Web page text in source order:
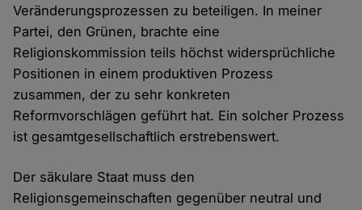
Veränderungsprozessen zu beteiligen. In meiner
Partei, den Grünen, brachte eine
Religionskommission teils höchst widersprüchliche
Positionen in einem produktiven Prozess
zusammen, der zu sehr konkreten
Reformvorschlägen geführt hat. Ein solcher Prozess
ist gesamtgesellschaftlich erstrebenswert.
Der säkulare Staat muss den
Religionsgemeinschaften gegenüber neutral und